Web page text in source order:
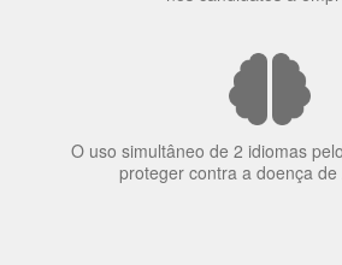
O uso simultâneo de 2 idiomas
proteger contra a doença de